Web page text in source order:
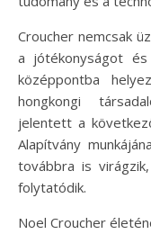
Croucher nemcsak
a jótékonyságot
középpontba
hongkongi
jelentett a
Alapítvány
továbbra is
folytatódik.
Noel Croucher